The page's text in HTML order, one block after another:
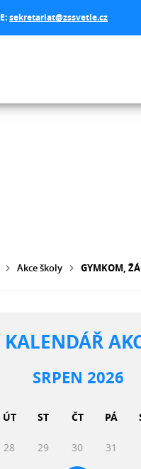
E:sekretariat@zssvetle.cz
Akce školy GYMKOM,
KALENDÁŘ
SRPEN 2026
ÚT ST ČT PÁ
28 29 30 31